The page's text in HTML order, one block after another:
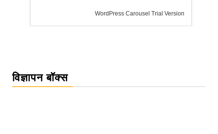
WordPress Carousel Trial Version
विज्ञापन बॉक्स